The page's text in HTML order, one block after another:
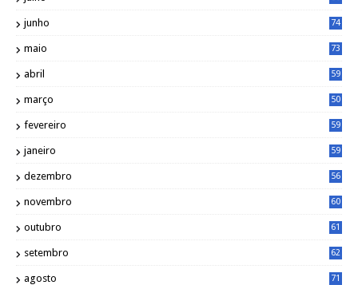
junho 74
maio 73
abril 59
março 50
fevereiro 59
janeiro 59
dezembro 56
novembro 60
outubro 61
setembro 62
agosto 71